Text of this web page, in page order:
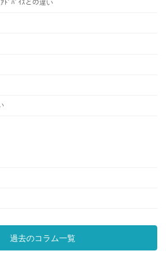
ﾄﾞﾊﾞｲｽとの違い
過去のコラム一覧